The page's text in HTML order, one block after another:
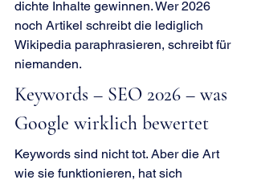
dichte Inhalte gewinnen. Wer 2026
noch Artikel schreibt die lediglich
Wikipedia paraphrasieren, schreibt für
niemanden.
Keywords – SEO 2026 – was
Google wirklich bewertet
Keywords sind nicht tot. Aber die Art
wie sie funktionieren, hat sich